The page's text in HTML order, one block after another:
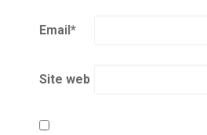
Email*
Site web